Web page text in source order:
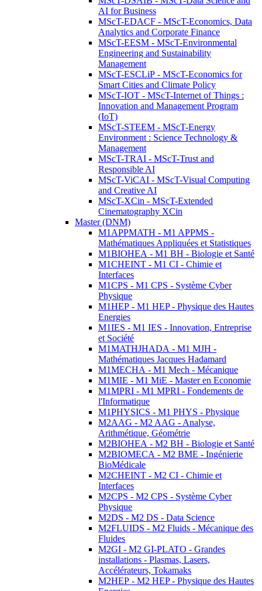
AI for Business
MScT-EDACF - MScT-Economics, Data
Analytics and Corporate Finance
MScT-EESM - MScT-Environmental
Engineering and Sustainability
Management
MScT-ESCLiP - MScT-Economics for
Smart Cities and Climate Policy
MScT-IOT - MScT-Internet of Things :
Innovation and Management Program
(IoT)
MScT-STEEM - MScT-Energy
Environment : Science Technology &
Management
MScT-TRAI - MScT-Trust and
Responsible AI
MScT-ViCAI - MScT-Visual Computing
and Creative AI
MScT-XCin - MScT-Extended
Cinematography XCin
Master (DNM)
M1APPMATH - M1 APPMS -
Mathématiques Appliquées et Statistiques
M1BIOHEA - M1 BH - Biologie et Santé
M1CHEINT - M1 CI - Chimie et
Interfaces
M1CPS - M1 CPS - Système Cyber
Physique
M1HEP - M1 HEP - Physique des Hautes
Energies
M1IES - M1 IES - Innovation, Entreprise
et Société
M1MATHJHADA - M1 MJH -
Mathématiques Jacques Hadamard
M1MECHA - M1 Mech - Mécanique
M1MIE - M1 MiE - Master en Economie
M1MPRI - M1 MPRI - Fondements de
l'Informatique
M1PHYSICS - M1 PHYS - Physique
M2AAG - M2 AAG - Analyse,
Arithmétique, Géométrie
M2BIOHEA - M2 BH - Biologie et Santé
M2BIOMECA - M2 BME - Ingénierie
BioMédicale
M2CHEINT - M2 CI - Chimie et
Interfaces
M2CPS - M2 CPS - Système Cyber
Physique
M2DS - M2 DS - Data Science
M2FLUIDS - M2 Fluids - Mécanique des
Fluides
M2GI - M2 GI-PLATO - Grandes
installations - Plasmas, Lasers,
Accélérateurs, Tokamaks
M2HEP - M2 HEP - Physique des Hautes